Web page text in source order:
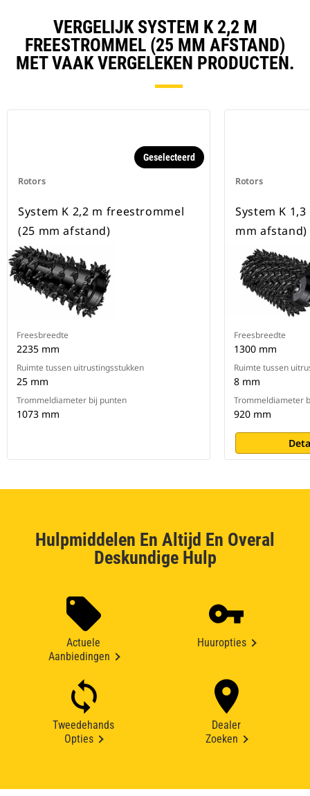
VERGELIJK SYSTEM K 2,2 M
FREESTROMMEL (25 MM AFSTAND)
MET VAAK VERGELEKEN PRODUCTEN.
Rotors
Geselecteerd
System K 2,2 m freestrommel
(25 mm afstand)
Freesbreedte
2235 mm
Ruimte tussen uitrustingsstukken
25 mm
Trommeldiameter bij punten
1073 mm
Rotors
System K
mm afstand)
Freesbreedte
1300 mm
Ruimte tussen
8 mm
Trommeldiameter
920 mm
Hulpmiddelen En Altijd En Overal
Deskundige Hulp
Actuele
Aanbiedingen
Huuropties
Tweedehands
Opties
Dealer
Zoeken